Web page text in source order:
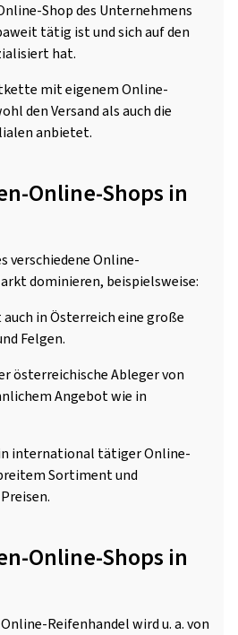
Shop des Unternehmens
tätig ist und sich auf den
hat.
mit eigenem Online-
den Versand als auch die
anbietet.
Online-Shops in
verschiedene Online-
dominieren, beispielsweise:
in Österreich eine große
Felgen.
österreichische Ableger von
Angebot wie in
international tätiger Online-
Sortiment und
Online-Shops in
Reifenhandel wird u. a. von